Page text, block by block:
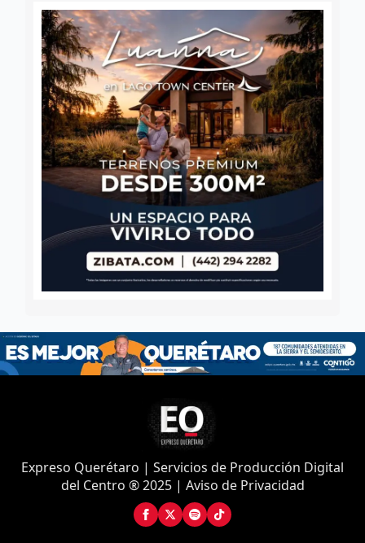
Expreso Querétaro | Servicios de Producción Digital
del Centro ® 2025 | Aviso de Privacidad